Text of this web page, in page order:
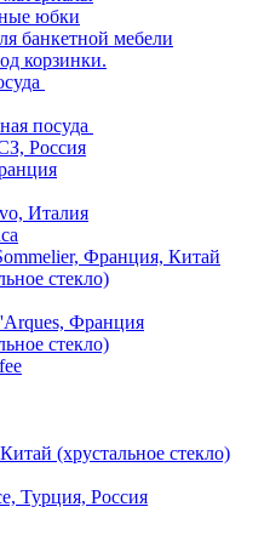
юбки
банкетной мебели
корзинки.
посуда
Россия
Италия
Франция, Китай
стекло)
Франция
стекло)
(хрустальное стекло)
Турция, Россия